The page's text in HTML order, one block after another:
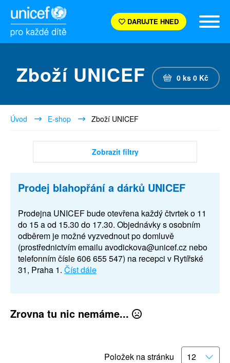
DARUJTE HNED
Zboží UNICEF 0 ks 0 Kč
Úvod E-shop Zboží UNICEF
Zobrazit filtry
Prodej blahopřání a dárků UNICEF
Prodejna UNICEF bude otevřena každý čtvrtek o 11
do 15 a od 15.30 do 17.30. Objednávky s osobním
odběrem je možné vyzvednout po domluvě
(prostřednictvím emailu avodickova@unicef.cz nebo
telefonním čísle 606 655 547) na recepci v Rytířské
31, Praha 1. Číst dále
Zrovna tu nic nemáme...
Položek na stránku